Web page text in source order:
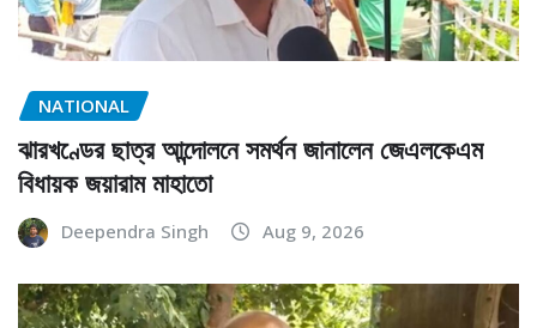
NATIONAL
ঝারখণ্ডের ছাত্র আন্দোলনে সমর্থন জানালেন জেএলকেএম
বিধায়ক জয়ারাম মাহাতো
Deependra Singh Aug 9, 2026